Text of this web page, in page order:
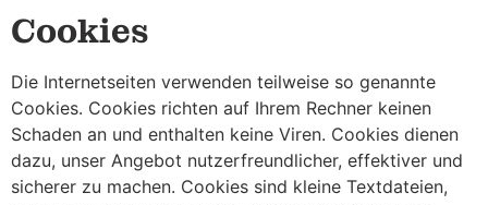
Cookies
Die Internetseiten verwenden teilweise so genannte
Cookies. Cookies richten auf Ihrem Rechner keinen
Schaden an und enthalten keine Viren. Cookies dienen
dazu, unser Angebot nutzerfreundlicher, effektiver und
sicherer zu machen. Cookies sind kleine Textdateien,